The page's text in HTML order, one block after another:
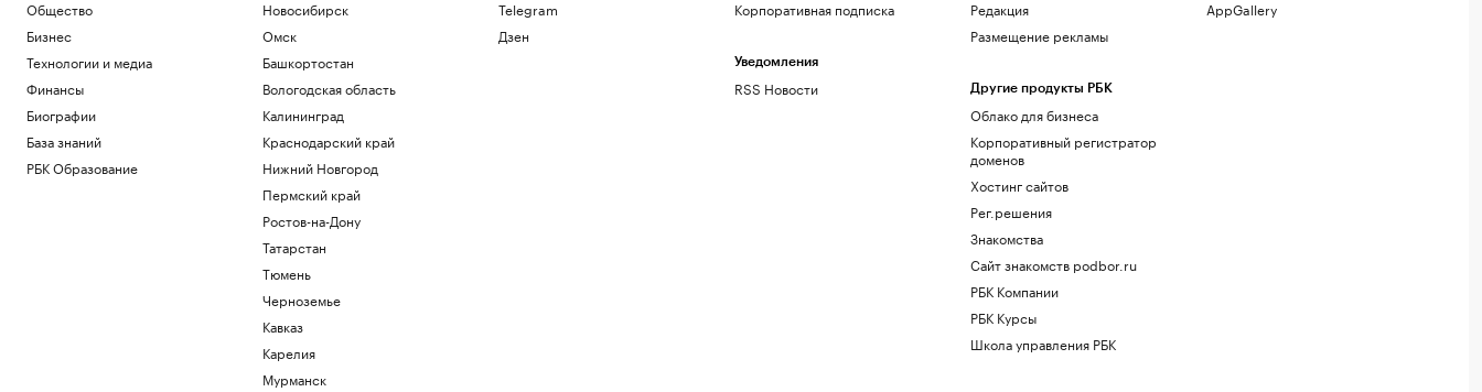
Общество
Бизнес
Технологии и медиа
Финансы
Биографии
База знаний
РБК Образование
Новосибирск
Омск
Башкортостан
Вологодская область
Калининград
Краснодарский край
Нижний Новгород
Пермский край
Ростов-на-Дону
Татарстан
Тюмень
Черноземье
Кавказ
Карелия
Мурманск
Telegram
Дзен
Корпоративная подписка
Уведомления
RSS Новости
Редакция
Размещение рекламы
Другие продукты РБК
Облако для бизнеса
Корпоративный регистратор
доменов
Хостинг сайтов
Рег.решения
Знакомства
Сайт знакомств podbor.ru
РБК Компании
РБК Курсы
Школа управления РБК
AppGallery